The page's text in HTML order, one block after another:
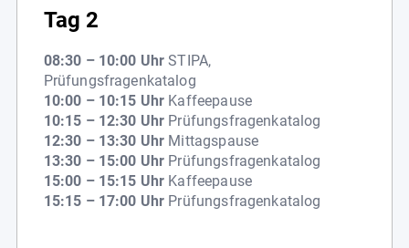
Tag 2
08:30 – 10:00 Uhr STIPA,
Prüfungsfragenkatalog
10:00 – 10:15 Uhr Kaffeepause
10:15 – 12:30 Uhr Prüfungsfragenkatalog
12:30 – 13:30 Uhr Mittagspause
13:30 – 15:00 Uhr Prüfungsfragenkatalog
15:00 – 15:15 Uhr Kaffeepause
15:15 – 17:00 Uhr Prüfungsfragenkatalog